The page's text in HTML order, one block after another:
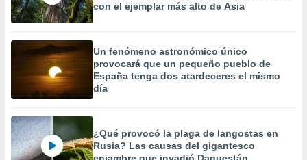
con el ejemplar más alto de Asia
Un fenómeno astronómico único
provocará que un pequeño pueblo de
España tenga dos atardeceres el mismo
día
¿Qué provocó la plaga de langostas en
Rusia? Las causas del gigantesco